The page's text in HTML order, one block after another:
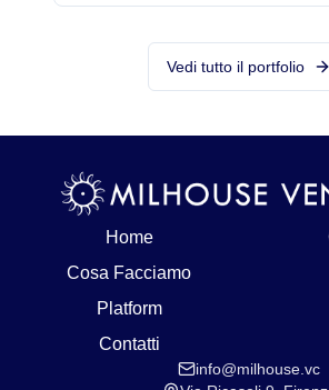
Vedi tutto il portfolio
Home
Cosa Facciamo
Platform
Contatti
info@milhouse.vc